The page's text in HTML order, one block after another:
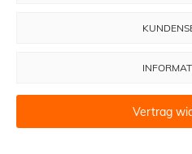
Vertrag